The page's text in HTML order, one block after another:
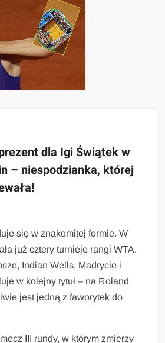
dla Igi Świątek w
– niespodzianka, której
się w znakomitej formie. W
już cztery turnieje rangi WTA.
Indian Wells, Madrycie i
w kolejny tytuł – na Roland
jest jedną z faworytek do
III rundy, w którym zmierzy